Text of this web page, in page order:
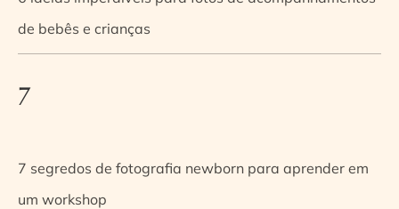
de bebês e crianças
7
7 segredos de fotografia newborn para aprender em
um workshop